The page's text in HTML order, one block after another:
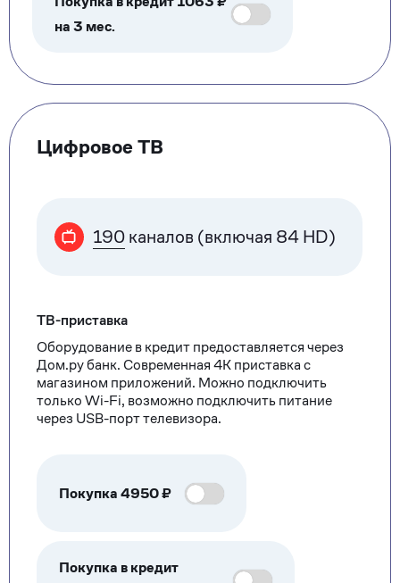
на 3 мес.
Цифровое ТВ
190 каналов (включая 84 HD)
ТВ-приставка
Оборудование в кредит предоставляется через
Дом.ру банк. Современная 4К приставка с
магазином приложений. Можно подключить
только Wi-Fi, возможно подключить питание
через USB-порт телевизора.
Покупка4950₽
Покупка в кредит